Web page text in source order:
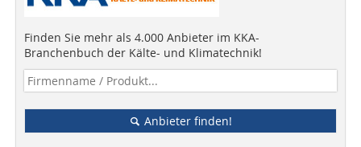
Finden Sie mehr als 4.000 Anbieter im KKA-
Branchenbuch der Kälte- und Klimatechnik!
Anbieter finden!